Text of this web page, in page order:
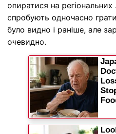
опиратися на регіональних
спробують одночасно
було видно і раніше, але
очевидно.